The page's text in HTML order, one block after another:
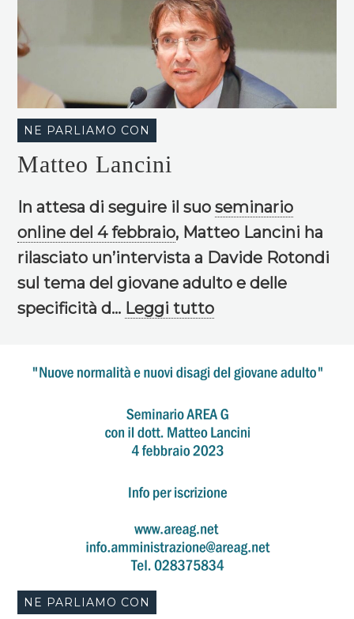
NE PARLIAMO CON
Matteo Lancini
In attesa di seguire il suoseminario
online del 4 febbraio, Matteo Lancini ha
rilasciato un’intervista a Davide Rotondi
sul tema del giovane adulto e delle
specificità d... Leggi tutto
NE PARLIAMO CON